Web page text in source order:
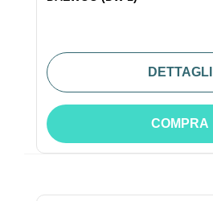
DETTAGLI
COMPRA